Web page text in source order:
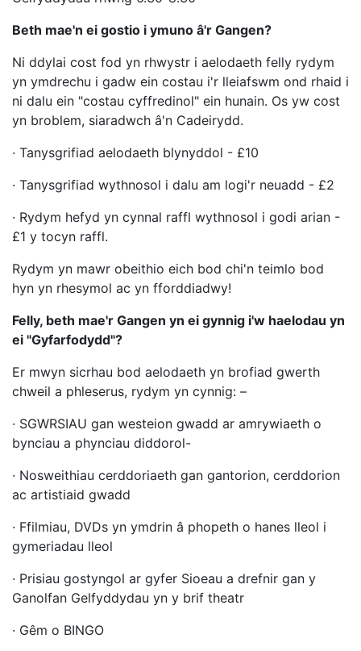
Beth mae'n ei gostio i ymuno â'r Gangen?
Ni ddylai cost fod yn rhwystr i aelodaeth felly rydym
yn ymdrechu i gadw ein costau i'r lleiafswm ond rhaid i
ni dalu ein "costau cyffredinol" ein hunain. Os yw cost
yn broblem, siaradwch â'n Cadeirydd.
· Tanysgrifiad aelodaeth blynyddol - £10
· Tanysgrifiad wythnosol i dalu am logi'r neuadd - £2
· Rydym hefyd yn cynnal raffl wythnosol i godi arian -
£1 y tocyn raffl.
Rydym yn mawr obeithio eich bod chi'n teimlo bod
hyn yn rhesymol ac yn fforddiadwy!
Felly, beth mae'r Gangen yn ei gynnig i'w haelodau yn
ei "Gyfarfodydd"?
Er mwyn sicrhau bod aelodaeth yn brofiad gwerth
chweil a phleserus, rydym yn cynnig: –
· SGWRSIAU gan westeion gwadd ar amrywiaeth o
bynciau a phynciau diddorol-
· Nosweithiau cerddoriaeth gan gantorion, cerddorion
ac artistiaid gwadd
· Ffilmiau, DVDs yn ymdrin â phopeth o hanes lleol i
gymeriadau lleol
· Prisiau gostyngol ar gyfer Sioeau a drefnir gan y
Ganolfan Gelfyddydau yn y brif theatr
· Gêm o BINGO